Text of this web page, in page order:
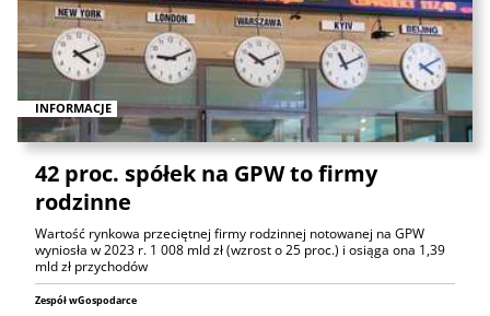
INFORMACJE
42 proc. spółek na GPW to firmy
rodzinne
Wartość rynkowa przeciętnej firmy rodzinnej notowanej na GPW
wyniosła w 2023 r. 1 008 mld zł (wzrost o 25 proc.) i osiąga ona 1,39
mld zł przychodów
Zespół wGospodarce